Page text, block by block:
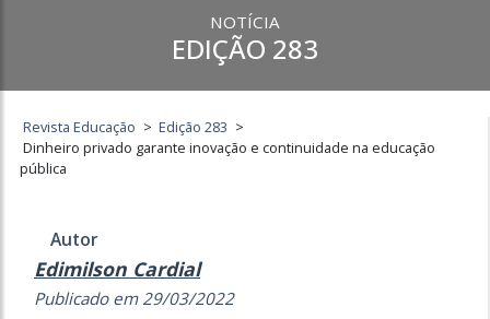
NOTÍCIA
EDIÇÃO 283
Revista Educação > Edição 283 >
Dinheiro privado garante inovação e continuidade na educação
pública
Autor
Edimilson Cardial
Publicado em 29/03/2022